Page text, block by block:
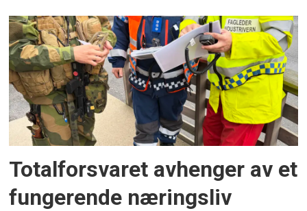
Totalforsvaret avhenger av et
fungerende næringsliv